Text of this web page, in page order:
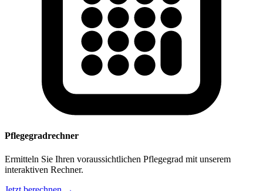
Pflegegradrechner
Ermitteln Sie Ihren voraussichtlichen Pflegegrad mit unserem
interaktiven Rechner.